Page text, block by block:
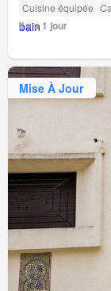
Cuisine équipée
Il y a 1 jour
Mise À Jour